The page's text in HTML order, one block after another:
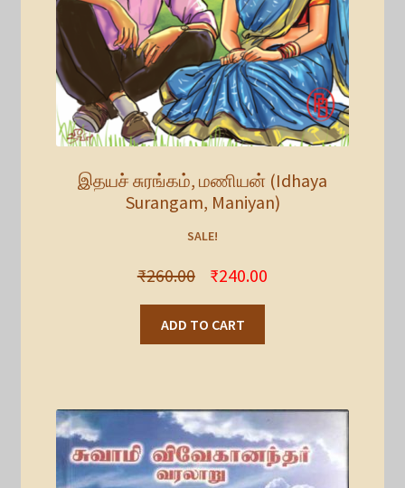
இதயச் சுரங்கம், மணியன் (Idhaya
Surangam, Maniyan)
SALE!
₹260.00 ₹240.00
ADD TO CART